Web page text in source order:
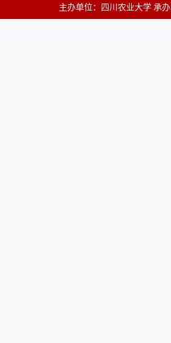
主办单位：四川农业大学 承